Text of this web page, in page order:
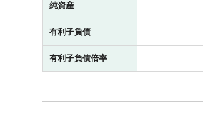
純資産
有利子負債
有利子負債倍率